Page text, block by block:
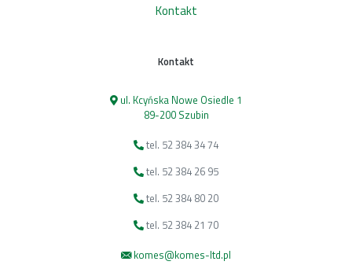
Kontakt
Kontakt
ul. Kcyńska Nowe Osiedle 1
89-200 Szubin
tel. 52 384 34 74
tel. 52 384 26 95
tel. 52 384 80 20
tel. 52 384 21 70
komes@komes-ltd.pl